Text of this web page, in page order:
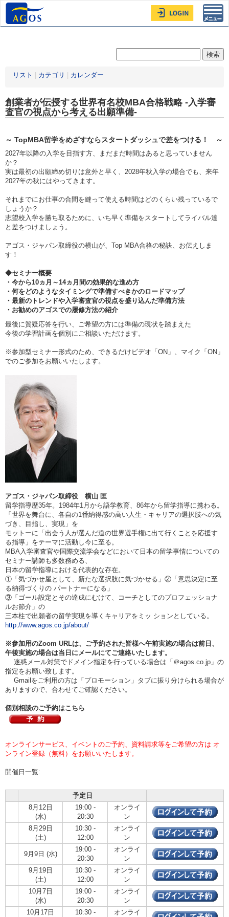
リスト カテゴリ カレンダー
創業者が伝授する世界有名校MBA合格戦略 -入学審
査官の視点から考える出願準備-
～ TopMBA留学をめざすならスタートダッシュで差をつける！ ～
2027年以降の入学を目指す方、まだまだ時間はあると思っていません
か？
実は最初の出願締め切りは意外と早く、2028年秋入学の場合でも、来年
2027年の秋にはやってきます。
それまでにお仕事の合間を縫って使える時間はどのくらい残っているで
しょうか？
志望校入学を勝ち取るために、いち早く準備をスタートしてライバル達
と差をつけましょう。
アゴス・ジャパン取締役の横山が、Top MBA合格の秘訣、お伝えしま
す！
◆セミナー概要
・今から10ヵ月～14ヵ月間の効果的な進め方
・何をどのようなタイミングで準備すべきかのロードマップ
・最新のトレンドや入学審査官の視点を盛り込んだ準備方法
・お勧めのアゴスでの履修方法の紹介
最後に質疑応答を行い、ご希望の方には準備の現状を踏まえた
今後の学習計画を個別にご相談いただけます。
※参加型セミナー形式のため、できるだけビデオ「ON」、マイク「ON」
でのご参加をお願いいたします。
アゴス・ジャパン取締役 横山 匡
留学指導歴35年。 1984年1月から語学教育、86年から留学指導に携わる。
「世界を舞台に、各自の1番納得感の高い人生・キャリアの選択肢への気
づき、目指し、実現」を
モットーに「出会う人が選んだ道の世界選手権に出て行くことを応援す
る指導」をテーマに活動し今に至る。
MBA入学審査官や国際交流学会などにおいて日本の留学事情についての
セミナー講師も多数務める、
日本の留学指導における代表的な存在。
① 「気づかせ屋として、新たな選択肢に気づかせる」②「意思決定に至
る納得づくりの パートナーになる」
③「ゴール設定とその達成にむけて、コーチとしてのプロフェッショナ
ルお節介」の
三本柱で出願者の留学実現を導く キャリアをミッ ションとしている。
http://www.agos.co.jp/about/
※参加用のZoom URLは、ご予約された皆様へ午前実施の場合は前日、
午後実施の場合は当日 にメールにてご連絡いたします。
迷惑メール対策でドメイン指定を行っている場合は「＠agos.co.jp」の
指定をお願い致します。
Gmailをご利用の方は「プロモーション」タブに振り分けられる場合が
ありますので、合わせてご確認ください。
個別相談のご予約はこちら
オンラインサービス、イベントのご予約、資料請求等をご希望の方は オ
ンライン登録（無料）をお願いいたします。
開催日一覧:
予定日
8月12日
(水)
19:00 -
20:30
オンライ
ン
8月29日
(土)
10:30 -
12:00
オンライ
ン
9月9日 (水)
19:00 -
20:30
オンライ
ン
9月19日
(土)
10:30 -
12:00
オンライ
ン
10月7日
(水)
19:00 -
20:30
オンライ
ン
10月17日
10:30 - オンライ